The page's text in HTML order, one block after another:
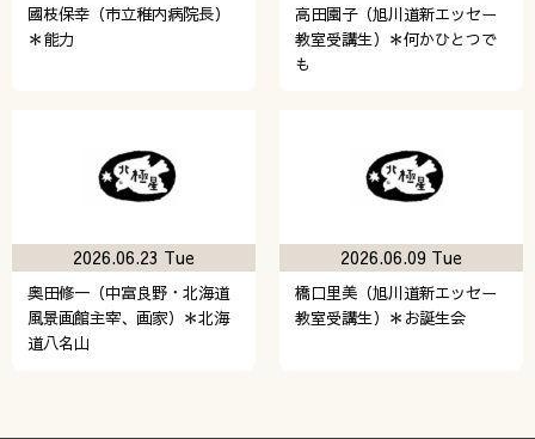
國枝保幸（市立稚内病院長）
＊能力
高田園子（旭川道新エッセー
教室受講生）＊何かひとつで
も
奥田修一（中富良野・北海道
風景画館主宰、画家）＊北海
道八名山
2026.06.23 Tue
橋口里美（旭川道新エッセー
教室受講生）＊お誕生会
2026.06.09 Tue